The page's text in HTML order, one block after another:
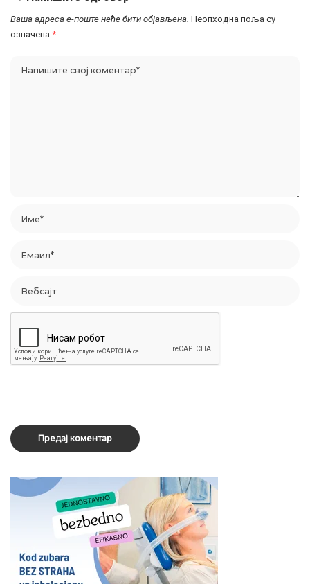
Ваша адреса е-поште неће бити објављена. Неопходна поља су
означена *